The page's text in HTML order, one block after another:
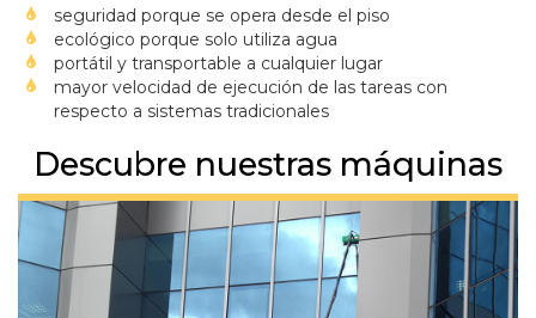
seguridad porque se opera desde el piso
ecológico porque solo utiliza agua
portátil y transportable a cualquier lugar
mayor velocidad de ejecución de las tareas con
respecto a sistemas tradicionales
Descubre nuestras máquinas